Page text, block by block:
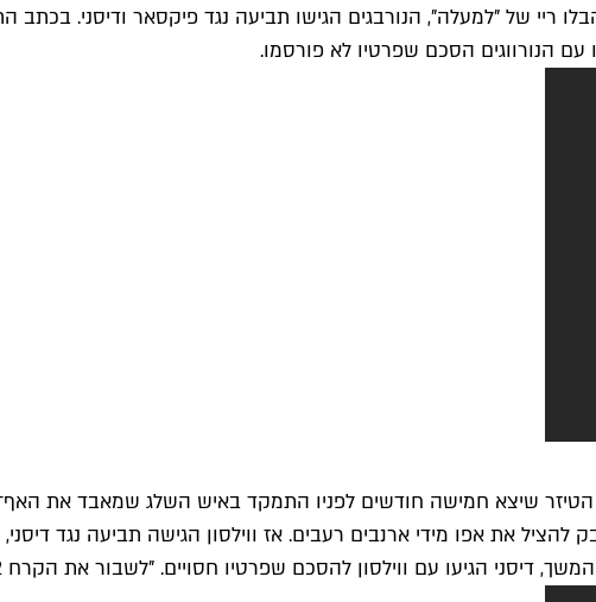
עם הנורווגים הסכם שפרטיו לא פורסמו.
אחיות, אבל הטיזר שיצא חמישה חודשים לפניו התמקד באיש השלג שמאבד
של קלי ווילסון מ־2010, שבו איש שלג נאבק להציל את אפו מידי ארנבים רעבים. אז ווילסון
הגיעו עם ווילסון להסכם שפרטיו חסויים. "לשבור את הקרח 2